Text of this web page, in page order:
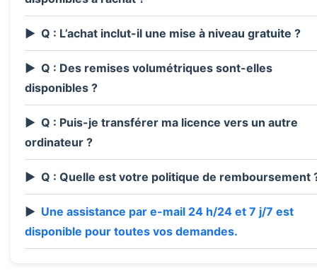
Q : L’achat inclut-il une mise à niveau gratuite ?
Q : Des remises volumétriques sont-elles
disponibles ?
Q : Puis-je transférer ma licence vers un autre
ordinateur ?
Q : Quelle est votre politique de remboursement
Une assistance par e-mail 24 h/24 et 7 j/7 est
disponible pour toutes vos demandes.